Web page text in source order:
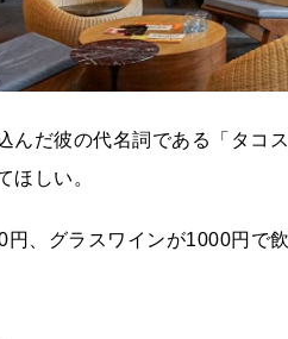
んだ彼の代名詞である「タコ
ほしい。
円、グラスワインが1000円で